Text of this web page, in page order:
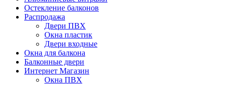
Остекление балконов
Распродажа
Двери ПВХ
Окна пластик
Двери входные
Окна для балкона
Балконные двери
Интернет Магазин
Окна ПВХ